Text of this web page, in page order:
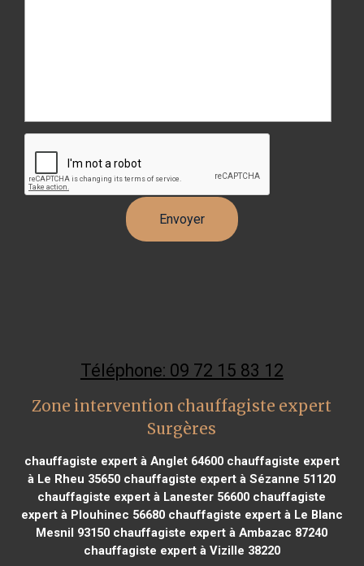
Téléphone: 09 72 15 83 12
Zone intervention chauffagiste expert
Surgères
chauffagiste expert à Anglet 64600chauffagiste expert
à Le Rheu 35650 chauffagiste expert à Sézanne 51120
chauffagiste expert à Lanester 56600 chauffagiste
expert à Plouhinec 56680chauffagiste expert à Le Blanc
Mesnil 93150 chauffagiste expert à Ambazac 87240
chauffagiste expert à Vizille 38220